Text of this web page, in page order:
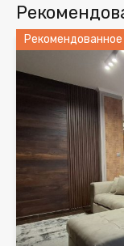
Рекомендованное